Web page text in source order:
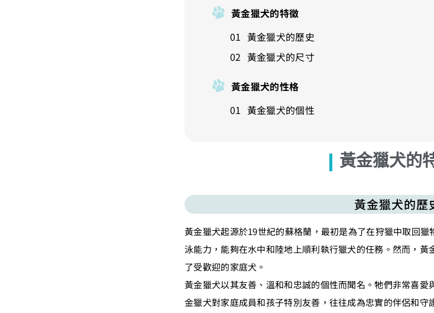
黃金獵犬的特徵
黃金獵犬的歷史
黃金獵犬的尺寸
黃金獵犬的性格
黃金獵犬的個性
黃金獵犬的
黃金獵犬的歷
黃金獵犬起源於19世紀的蘇格蘭，最初是為了在狩獵中取回
泳能力，能夠在水中和陸地上順利執行獵犬的任務。然而，
了受歡迎的家庭犬。
黃金獵犬以其友善、溫和和忠誠的個性而聞名。牠們非常喜
金獵犬對家庭成員和孩子特別友善，往往成為忠實的伴侶和